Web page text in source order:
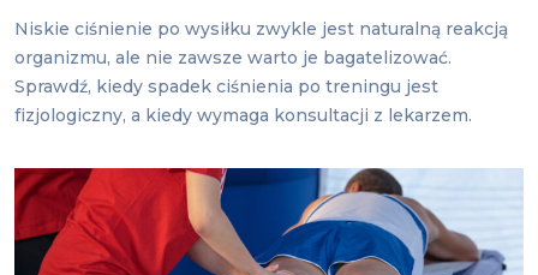
Niskie ciśnienie po wysiłku zwykle jest naturalną reakcją
organizmu, ale nie zawsze warto je bagatelizować.
Sprawdź, kiedy spadek ciśnienia po treningu jest
fizjologiczny, a kiedy wymaga konsultacji z lekarzem.